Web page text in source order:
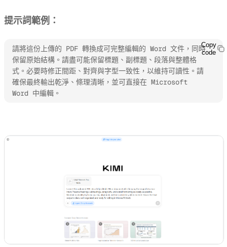
提示詞範例：
請將這份上傳的 PDF 轉換成可完整編輯的 Word 文件，同時
保留原始結構。請盡可能保留標題、副標題、段落與整體格
式。必要時修正間距、對齊與字型一致性，以維持可讀性。請
確保最終輸出乾淨、條理清晰，並可直接在 Microsoft
Word 中編輯。
Copy
code